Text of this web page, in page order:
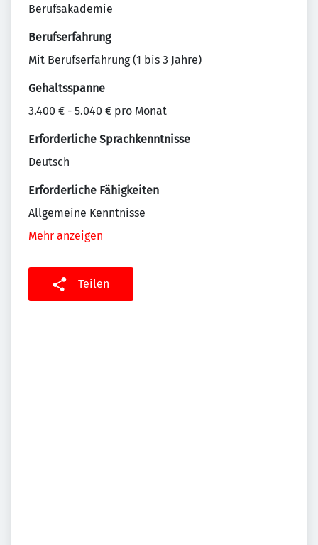
Berufsakademie
Berufserfahrung
Mit Berufserfahrung (1 bis 3 Jahre)
Gehaltsspanne
3.400 € - 5.040 € pro Monat
Erforderliche Sprachkenntnisse
Deutsch
Erforderliche Fähigkeiten
Allgemeine Kenntnisse
Mehr anzeigen
Teilen